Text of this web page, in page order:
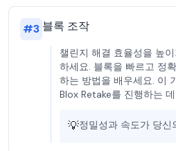
#3 블록 조작
챌린지 해결 효율성을 높
하세요. 블록을 빠르고 정
하는 방법을 배우세요. 이
Blox Retake를 진행하는
💡정밀성과 속도가 당신